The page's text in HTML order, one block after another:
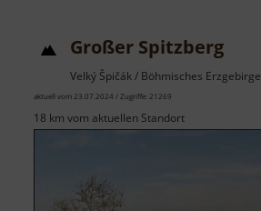
Großer Spitzberg
Velký Špičák / Böhmisches Erzgebirge
aktuell vom 23.07.2024 / Zugriffe: 21269
18 km vom aktuellen Standort